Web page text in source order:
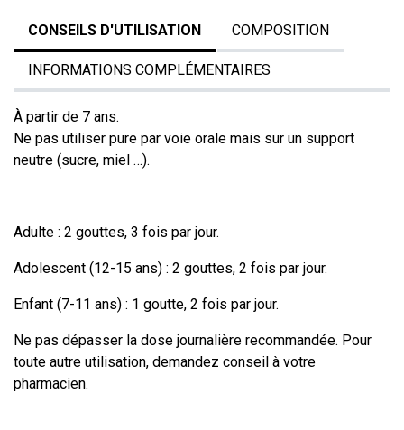
CONSEILS D'UTILISATION COMPOSITION
INFORMATIONS COMPLÉMENTAIRES
À partir de 7 ans.
Ne pas utiliser pure par voie orale mais sur un support
neutre (sucre, miel …).
Adulte : 2 gouttes, 3 fois par jour.
Adolescent (12-15 ans) : 2 gouttes, 2 fois par jour.
Enfant (7-11 ans) : 1 goutte, 2 fois par jour.
Ne pas dépasser la dose journalière recommandée. Pour
toute autre utilisation, demandez conseil à votre
pharmacien.